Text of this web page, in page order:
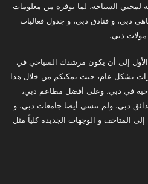
لمحبي السياحة، لما يوفره من معلومات
دبي، و فنادق دبي، و جدول فعاليات
مولات دبي.
إلى أن يكون مرشدك السياحي في
بشكل عام، حيث يمكنكم من خلال هذا
في دبي، وعلى أفضل مطاعم دبي،
دبي، ولم ننسى أيضا جامعات دبي، و
إلى المتاحف و الوجهات الجديدة كلياً مثل